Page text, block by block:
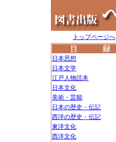
トップページへ
日本思想
日本文学
江戸人物読本
日本文化
美術・芸能
日本の歴史・伝記
西洋の歴史・伝記
東洋文化
西洋文化